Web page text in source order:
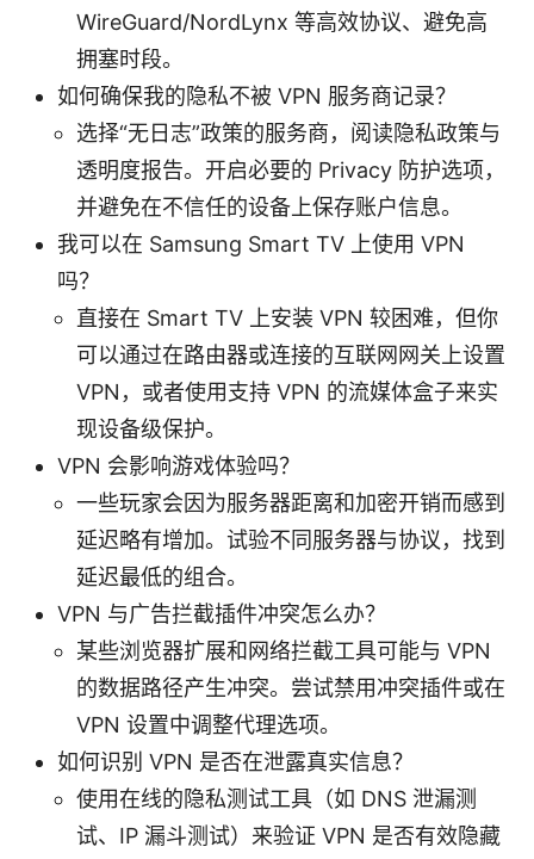
WireGuard/NordLynx 等高效协议、避免高
拥塞时段。
如何确保我的隐私不被 VPN 服务商记录？
选择“无日志”政策的服务商，阅读隐私政策与
透明度报告。开启必要的 Privacy 防护选项，
并避免在不信任的设备上保存账户信息。
我可以在 Samsung Smart TV 上使用 VPN
吗？
直接在 Smart TV 上安装 VPN 较困难，但你
可以通过在路由器或连接的互联网网关上设置
VPN，或者使用支持 VPN 的流媒体盒子来实
现设备级保护。
VPN 会影响游戏体验吗？
一些玩家会因为服务器距离和加密开销而感到
延迟略有增加。试验不同服务器与协议，找到
延迟最低的组合。
VPN 与广告拦截插件冲突怎么办？
某些浏览器扩展和网络拦截工具可能与 VPN
的数据路径产生冲突。尝试禁用冲突插件或在
VPN 设置中调整代理选项。
如何识别 VPN 是否在泄露真实信息？
使用在线的隐私测试工具（如 DNS 泄漏测
试、IP 漏斗测试）来验证 VPN 是否有效隐藏